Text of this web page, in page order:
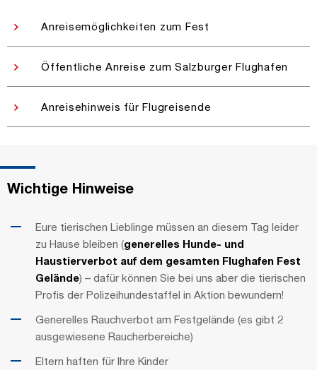
Anreisemöglichkeiten zum Fest
Öffentliche Anreise zum Salzburger Flughafen
Anreisehinweis für Flugreisende
Wichtige Hinweise
Eure tierischen Lieblinge müssen an diesem Tag leider
zu Hause bleiben (generelles Hunde- und
Haustierverbot auf dem gesamten Flughafen Fest
Gelände) – dafür können Sie bei uns aber die tierischen
Profis der Polizeihundestaffel in Aktion bewundern!
Generelles Rauchverbot am Festgelände (es gibt 2
ausgewiesene Raucherbereiche)
Eltern haften für Ihre Kinder